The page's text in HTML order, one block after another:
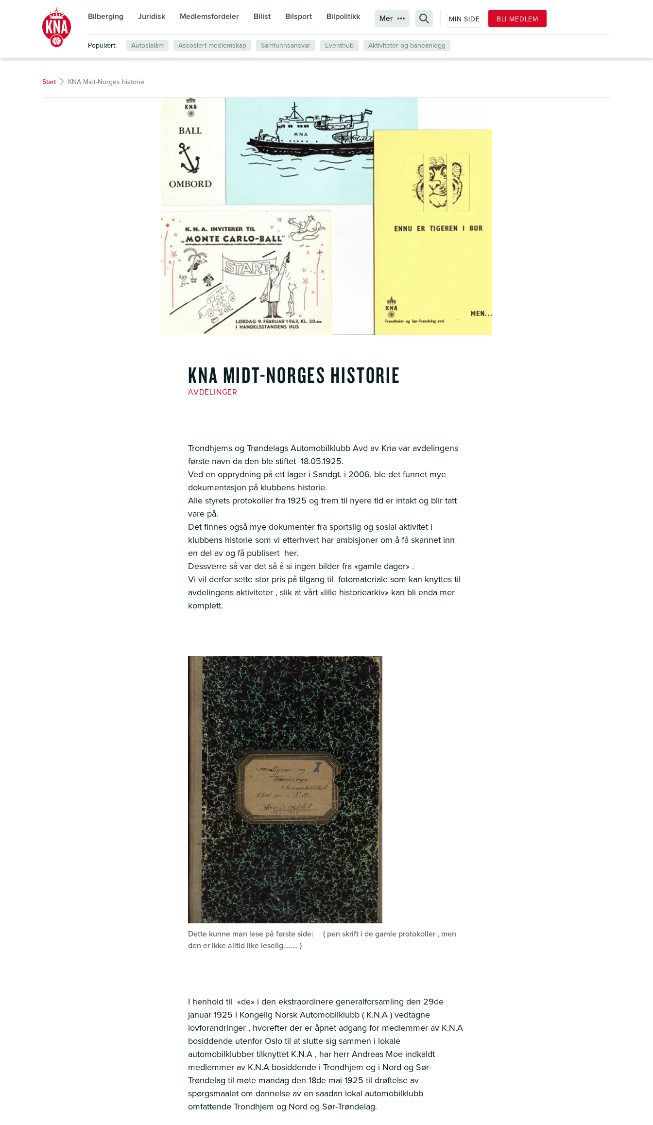
Bilberging Juridisk Medlemsfordeler Bilist Bilsport Bilpolitikk Mer Søk MIN SIDE BLI MEDLEM
Populært: Autoslalåm Assosiert medlemskap Samfunnsansvar Eventhub Aktiviteter og baneanlegg
Start KNA Midt-Norges historie
KNA MIDT-NORGES HISTORIE
AVDELINGER
Trondhjems og Trøndelags Automobilklubb Avd av Kna var avdelingens
første navn da den ble stiftet 18.05.1925.
Ved en opprydning på ett lager i Sandgt. i 2006, ble det funnet mye
dokumentasjon på klubbens historie.
Alle styrets protokoller fra 1925 og frem til nyere tid er intakt og blir tatt
vare på.
Det finnes også mye dokumenter fra sportslig og sosial aktivitet i
klubbens historie som vi etterhvert har ambisjoner om å få skannet inn
en del av og få publisert her.
Dessverre så var det så å si ingen bilder fra «gamle dager» .
Vi vil derfor sette stor pris på tilgang til fotomateriale som kan knyttes til
avdelingens aktiviteter , slik at vårt «lille historiearkiv» kan bli enda mer
komplett.
Dette kunne man lese på første side: ( pen skrift i de gamle protokoller , men
den er ikke alltid like leselig…….. )
I henhold til «de» i den ekstraordinere generalforsamling den 29de
januar 1925 i Kongelig Norsk Automobilklubb ( K.N.A ) vedtagne
lovforandringer , hvorefter der er åpnet adgang for medlemmer av K.N.A
bosiddende utenfor Oslo til at slutte sig sammen i lokale
automobilklubber tilknyttet K.N.A , har herr Andreas Moe indkaldt
medlemmer av K.N.A bosiddende i Trondhjem og i Nord og Sør-
Trøndelag til møte mandag den 18de mai 1925 til drøftelse av
spørgsmaalet om dannelse av en saadan lokal automobilklubb
omfattende Trondhjem og Nord og Sør-Trøndelag.